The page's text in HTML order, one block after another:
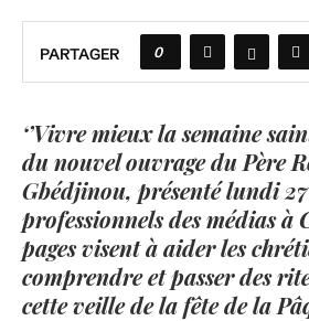
PARTAGER 0
‘’Vivre mieux la semaine
du nouvel ouvrage du Père
Gbédjinou, présenté lundi
professionnels des médias à
pages visent à aider les
comprendre et passer des
cette veille de la fête de la